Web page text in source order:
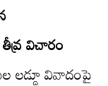
విచారం
లడ్డూ వివాదంపై